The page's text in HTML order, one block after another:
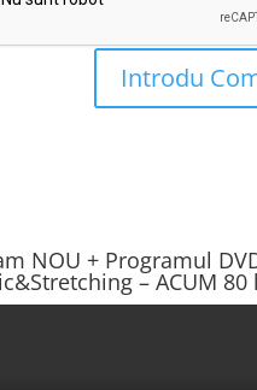
NOU + Programul
– ACUM 80